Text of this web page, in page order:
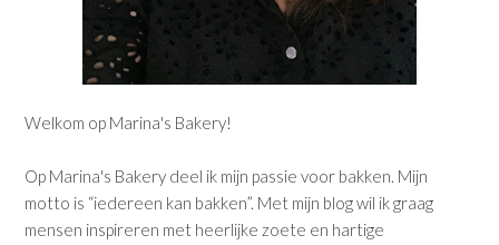
Welkom op Marina's Bakery!
Op Marina's Bakery deel ik mijn passie voor bakken. Mijn
motto is “iedereen kan bakken”. Met mijn blog wil ik graag
mensen inspireren met heerlijke zoete en hartige